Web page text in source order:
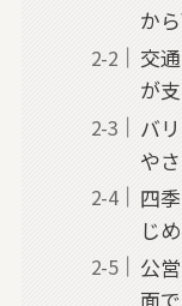
か
交
が
バ
や
四
じ
公
面